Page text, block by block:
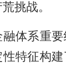
挑战。
体系重要
特征构